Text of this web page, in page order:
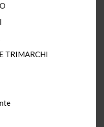
TRIMARCHI